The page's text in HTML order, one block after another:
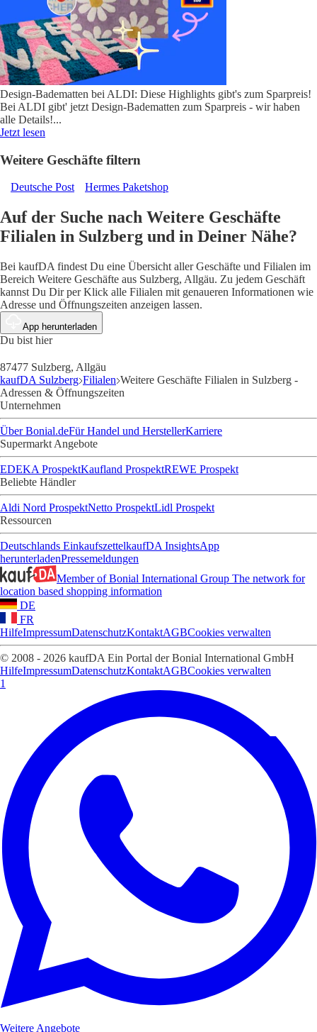
Design-Badematten bei ALDI: Diese Highlights gibt's zum Sparpreis!
Bei ALDI gibt' jetzt Design-Badematten zum Sparpreis - wir haben
alle Details!...
Jetzt lesen
Weitere Geschäfte filtern
Deutsche Post Hermes Paketshop
Auf der Suche nach Weitere Geschäfte
Filialen in Sulzberg und in Deiner Nähe?
Bei kaufDA findest Du eine Übersicht aller Geschäfte und Filialen im
Bereich Weitere Geschäfte aus Sulzberg, Allgäu. Zu jedem Geschäft
kannst Du Dir per Klick alle Filialen mit genaueren Informationen wie
Adresse und Öffnungszeiten anzeigen lassen.
App herunterladen
Du bist hier
87477 Sulzberg, Allgäu
kaufDA Sulzberg Filialen Weitere Geschäfte Filialen in Sulzberg -
Adressen & Öffnungszeiten
Unternehmen
Über Bonial.deFür Handel und HerstellerKarriere
Supermarkt Angebote
EDEKA ProspektKaufland ProspektREWE Prospekt
Beliebte Händler
Aldi Nord ProspektNetto ProspektLidl Prospekt
Ressourcen
Deutschlands EinkaufszettelkaufDA InsightsApp
herunterladenPressemeldungen
Member of Bonial International Group The network for
location based shopping information
DE
FR
HilfeImpressumDatenschutzKontaktAGBCookies verwalten
© 2008 - 2026 kaufDA Ein Portal der Bonial International GmbH
HilfeImpressumDatenschutzKontaktAGBCookies verwalten
1
Weitere Angebote